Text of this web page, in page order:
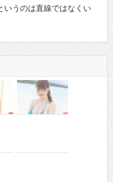
うのは直線ではなくい